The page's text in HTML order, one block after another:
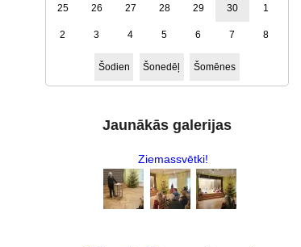
25 26 27 28 29 30 1
2 3 4 5 6 7 8
Šodien Šonedēļ Šomēnes
Jaunākās galerijas
Ziemassvētki!